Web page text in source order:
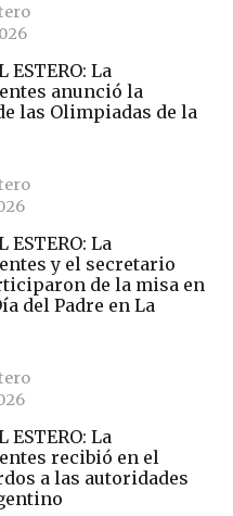
ESTERO: La
anunció la
las Olimpiadas de la
ESTERO: La
y el secretario
de la misa en
del Padre en La
ESTERO: La
recibió en el
a las autoridades